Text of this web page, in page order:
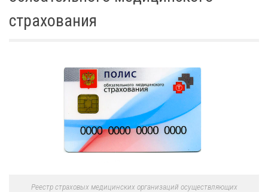
страхования
Реестр страховых медицинских организаций осуществляющих